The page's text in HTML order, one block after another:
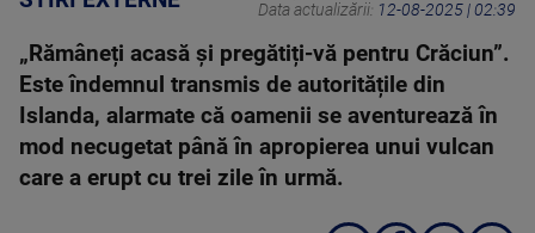
Data actualizării: 12-08-2025 | 02:39
„Rămâneți acasă și pregătiți-vă pentru Crăciun”.
Este îndemnul transmis de autoritățile din
Islanda, alarmate că oamenii se aventurează în
mod necugetat până în apropierea unui vulcan
care a erupt cu trei zile în urmă.